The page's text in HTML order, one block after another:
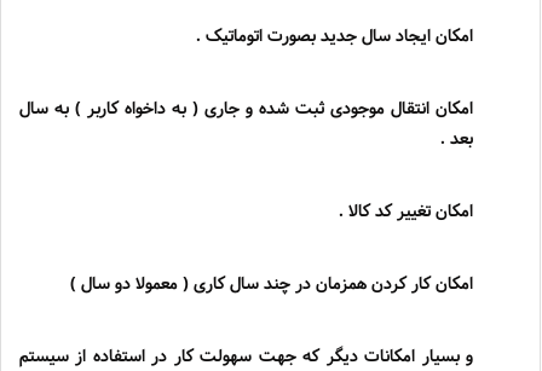
امکان ایجاد سال جدید بصورت اتوماتیک .
امکان انتقال موجودی ثبت شده و جاری ( به داخواه کاربر ) به سال
بعد .
امکان تغییر کد کالا .
امکان کار کردن همزمان در چند سال کاری ( معمولا دو سال )
و بسیار امکانات دیگر که جهت سهولت کار در استفاده از سیستم